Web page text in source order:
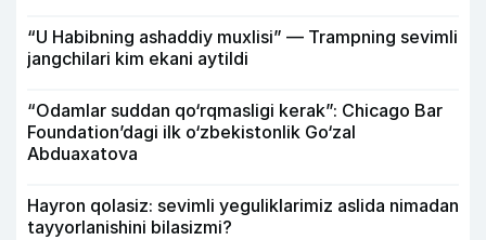
“U Habibning ashaddiy muxlisi” — Trampning sevimli
jangchilari kim ekani aytildi
“Odamlar suddan qo‘rqmasligi kerak”: Chicago Bar
Foundation’dagi ilk o‘zbekistonlik Go‘zal
Abduaxatova
Hayron qolasiz: sevimli yeguliklarimiz aslida nimadan
tayyorlanishini bilasizmi?